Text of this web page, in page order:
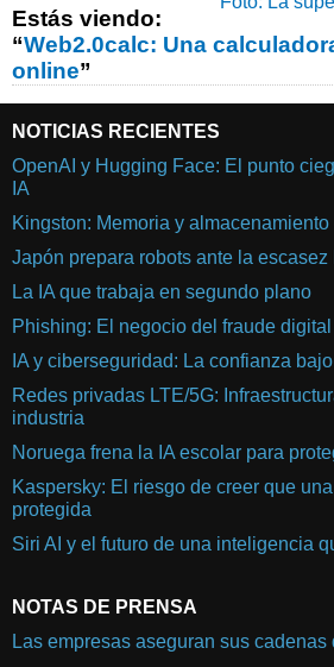
Estás viendo:
“Web2.0calc: Una
online”
NOTICIAS RECIENTES
OpenAI y Hugging Face: El punto
IA
Kingston: Memoria y
Japón prepara robots ante la escasez
La IA que trabaja en segundo plano
Phishing: El negocio del fraude digital
IA y ciberseguridad: La confianza
Redes privadas LTE/5G:
industria
Noruega frena la IA escolar para
Kaspersky: El riesgo de creer que
protegida
Siri AI y el futuro de una inteligencia
NOTAS DE PRENSA
Las empresas aseguran sus cadenas